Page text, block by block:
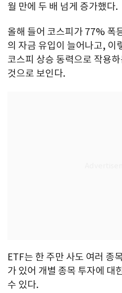
월 만에 두 배 넘게 증가했다.
올해 들어 코스피가 77% 폭
의 자금 유입이 늘어나고, 이
코스피 상승 동력으로 작용
것으로 보인다.
ETF는 한 주만 사도 여러 종
가 있어 개별 종목 투자에 대
수 있다.